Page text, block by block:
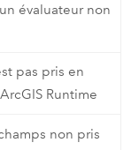
évaluateur non
pas pris en
Runtime
non pris